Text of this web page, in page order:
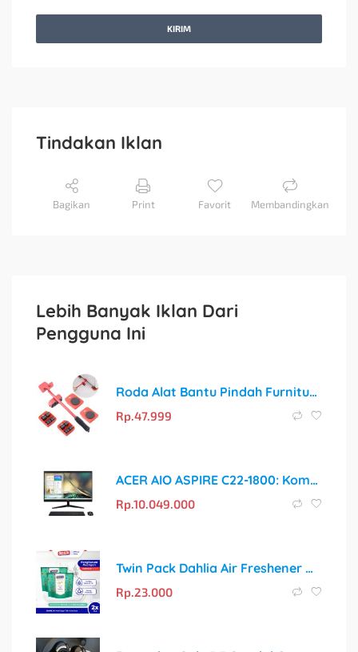
KIRIM
Tindakan Iklan
Bagikan Print Favorit Membandingkan
Lebih Banyak Iklan Dari
Pengguna Ini
Roda Alat Bantu Pindah Furnitur – Pindahkan Barang Berat dengan Sangat Mudah!
Rp.47.999
ACER AIO ASPIRE C22-1800: Komputer All-in-One dengan Performa Intel Core i5
Rp.10.049.000
Twin Pack Dahlia Air Freshener Heritage Series Teh Keraton Isi 1 75gr Pengharum Ruangan | Wangi Mewah, Menenangkan
Rp.23.000